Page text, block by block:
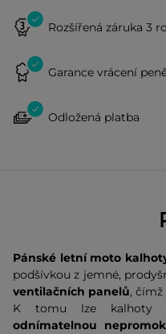
Rozšířená záruka 3
Garance vrácení
Odložená platba
Pánské letní moto
podšívkou z jemné,
ventilačních panelů,
K tomu lze kalhoty
odnímatelnou